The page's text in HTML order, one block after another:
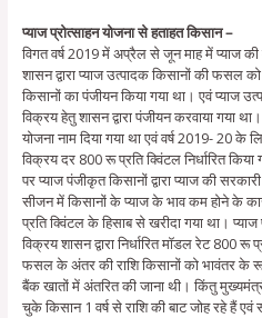
प्याज प्रोत्साहन योजना से हताहत किसान –
विगत वर्ष 2019 में अप्रैल से जून माह में प्याज
शासन द्वारा प्याज उत्पादक किसानों की फसल
किसानों का पंजीयन किया गया था। एवं प्याज
विक्रय हेतु शासन द्वारा पंजीयन करवाया गया
योजना नाम दिया गया था एवं वर्ष 2019- 20
विक्रय दर 800 रू प्रति क्विंटल निर्धारित
पर प्याज पंजीकृत किसानों द्वारा प्याज की
सीजन में किसानों के प्याज के भाव कम होने के
प्रति क्विंटल के हिसाब से खरीदा गया था।
विक्रय शासन द्वारा निर्धारित मॉडल रेट 800
फसल के अंतर की राशि किसानों को भावंतर के
बैंक खातों में अंतरित की जाना थी। किंतु
चुके किसान 1 वर्ष से राशि की बाट जोह रहे हैं